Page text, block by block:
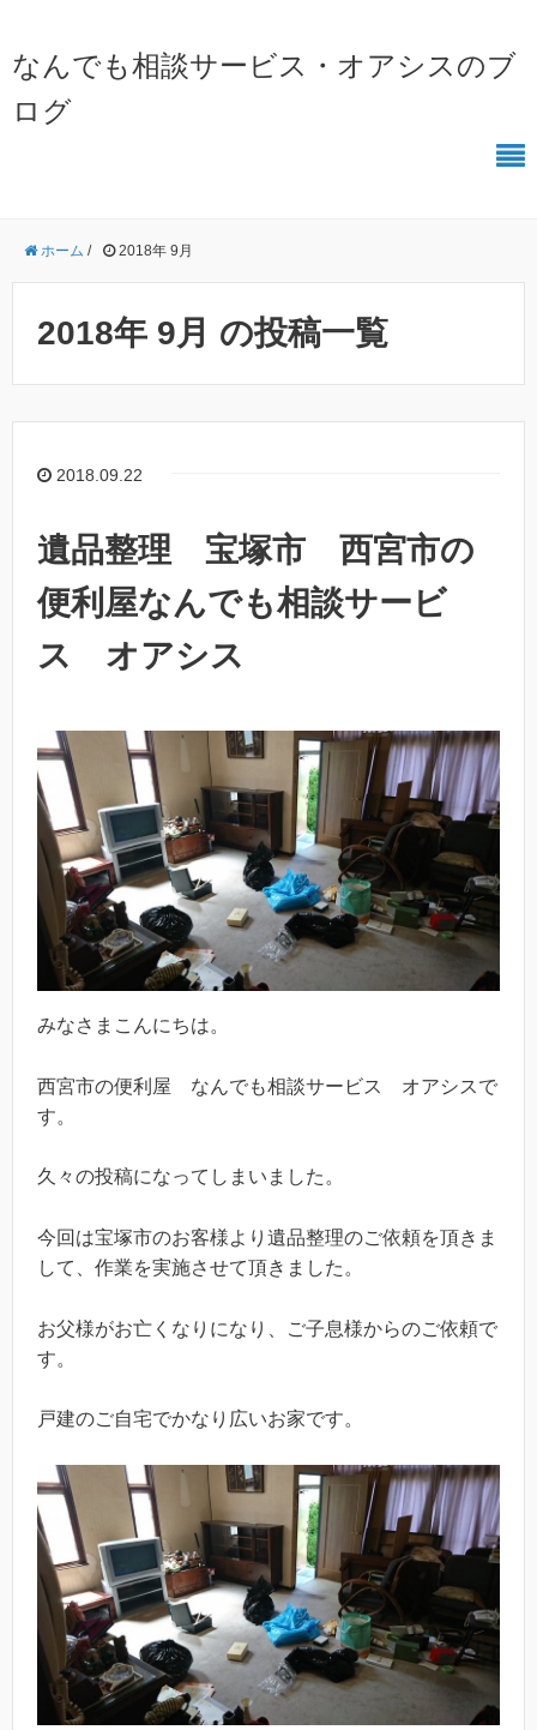
なんでも相談サービス・オアシスのブ
ログ
ホーム / 2018年 9月
2018年 9月 の投稿一覧
2018.09.22
遺品整理 宝塚市 西宮市の
便利屋なんでも相談サービ
ス オアシス
みなさまこんにちは。
西宮市の便利屋 なんでも相談サービス オアシスで
す。
久々の投稿になってしまいました。
今回は宝塚市のお客様より遺品整理のご依頼を頂きま
して、作業を実施させて頂きました。
お父様がお亡くなりになり、ご子息様からのご依頼で
す。
戸建のご自宅でかなり広いお家です。